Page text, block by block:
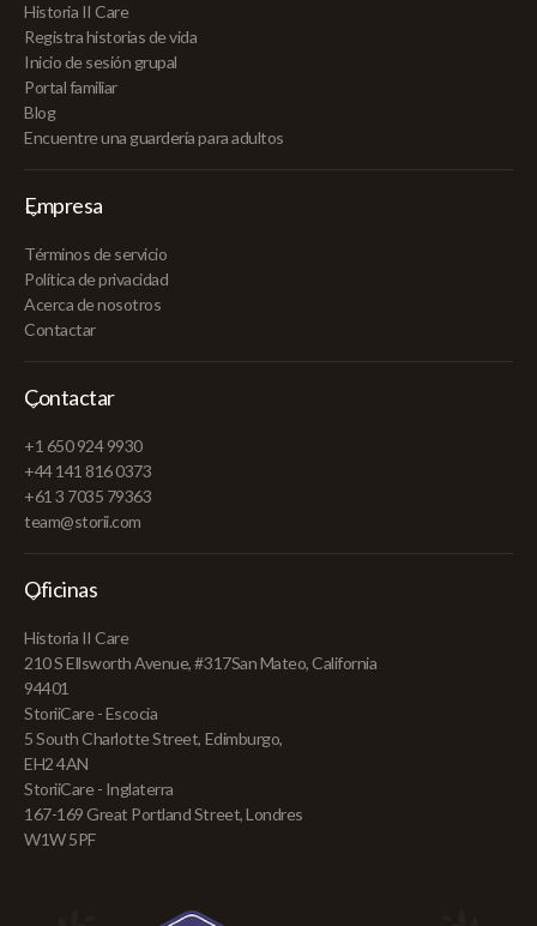
Historia II Care
Registra historias de vida
Inicio de sesión grupal
Portal familiar
Blog
Encuentre una guardería para adultos
Empresa
Términos de servicio
Política de privacidad
Acerca de nosotros
Contactar
Contactar
+1 650 924 9930
+44 141 816 0373
+61 3 7035 79363
team@storii.com
Oficinas
Historia II Care
210 S Ellsworth Avenue, #317San Mateo, California
94401
StoriiCare - Escocia
5 South Charlotte Street, Edimburgo,
EH2 4AN
StoriiCare - Inglaterra
167-169 Great Portland Street, Londres
W1W 5PF